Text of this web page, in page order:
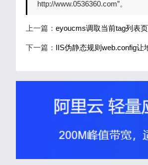
http://www.0536360.com”。
上一篇： eyoucms调取当前tag列表
下一篇： IIS伪静态规则web.config让